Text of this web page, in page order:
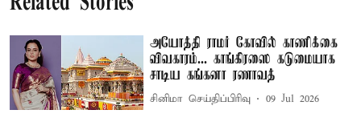
அயோத்தி ராமர் கோவில் காணிக்கை
விவகாரம்... காங்கிரஸை கடுமையாக
சாடிய கங்கனா ரணாவத்
சினிமா செய்திப்பிரிவு 09 Jul 2026